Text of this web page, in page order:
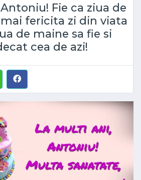
Fie ca ziua de
mai fericita zi din viata
de maine sa fie si
cea de azi!